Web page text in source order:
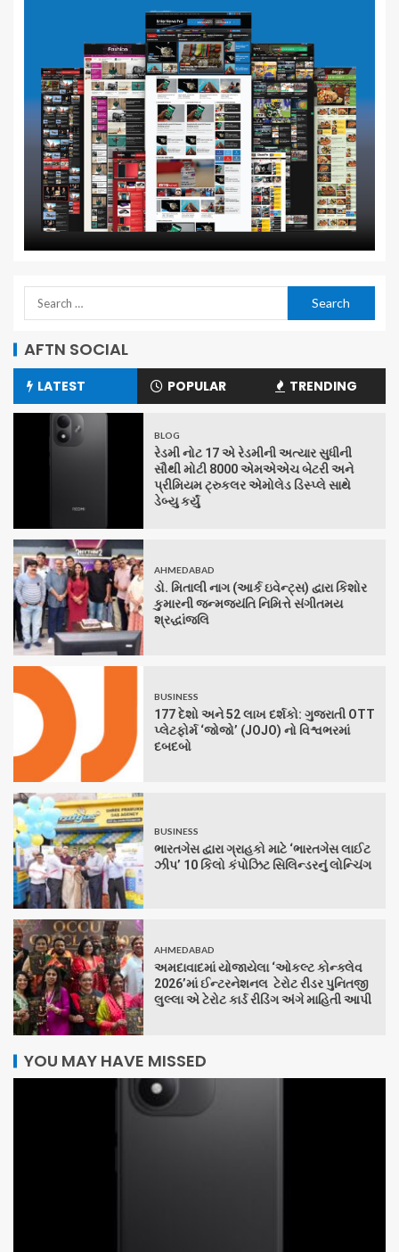
AFTN SOCIAL
LATEST POPULAR TRENDING
BLOG
રેડમી નોટ 17 એ રેડમીની અત્યાર સુધીની
સૌથી મોટી 8000 એમએએચ બેટરી અને
પ્રીમિયમ ટ્રુકલર એમોલેડ ડિસ્પ્લે સાથે
ડેબ્યુ કર્યું
AHMEDABAD
ડો. મિતાલી નાગ (આર્ક ઇવેન્ટ્સ) દ્વારા કિશોર
કુમારની જન્મજયંતિ નિમિત્તે સંગીતમય
શ્રદ્ધાંજલિ
BUSINESS
177 દેશો અને 52 લાખ દર્શકો: ગુજરાતી OTT
પ્લેટફોર્મ ‘જોજો’ (JOJO) નો વિશ્વભરમાં
દબદબો
BUSINESS
ભારતગેસ દ્વારા ગ્રાહકો માટે ‘ભારતગેસ લાઈટ
ઝીપ’ 10 કિલો કંપોઝિટ સિલિન્ડરનું લોન્ચિંગ
AHMEDABAD
અમદાવાદમાં યોજાયેલા ‘ઓકલ્ટ કોન્ક્લેવ
2026’માં ઈન્ટરનેશનલ ટેરોટ રીડર પુનિતજી
લુલ્લા એ ટેરોટ કાર્ડ રીડિંગ અંગે માહિતી આપી
YOU MAY HAVE MISSED